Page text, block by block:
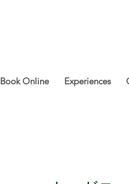
Book Online Experiences